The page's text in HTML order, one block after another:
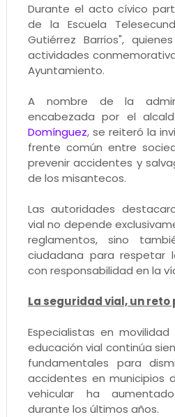
Durante el acto cívico
de la Escuela
Gutiérrez Barrios",
actividades
Ayuntamiento.
A nombre de la
encabezada por el
Domínguez, se reiteró la
frente común entre
prevenir accidentes y
de los misantecos.
Las autoridades
vial no depende
reglamentos, sino
ciudadana para respetar
con responsabilidad en la
La seguridad vial, un
Especialistas en
educación vial continúa
fundamentales para
accidentes en municipios
vehicular ha
durante los últimos años.